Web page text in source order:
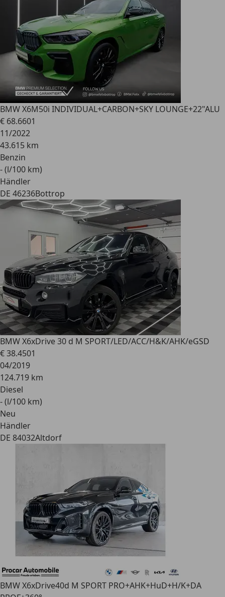
BMW X6M50i INDIVIDUAL+CARBON+SKY LOUNGE+22"ALU
€ 68.6601
11/2022
43.615 km
Benzin
- (l/100 km)
Händler
DE 46236Bottrop
BMW X6xDrive 30 d M SPORT/LED/ACC/H&K/AHK/eGSD
€ 38.4501
04/2019
124.719 km
Diesel
- (l/100 km)
Neu
Händler
DE 84032Altdorf
BMW X6xDrive40d M SPORT PRO+AHK+HuD+H/K+DA